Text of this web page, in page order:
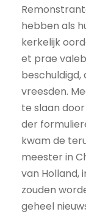
hebben als
kerkelijk
et prae
vreesden.
te slaan
der
kwam de
meester in
van Holland,
zouden
geheel